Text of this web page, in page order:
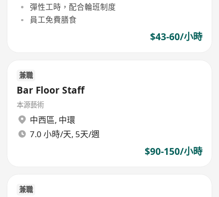
彈性工時，配合輪班制度
員工免費膳食
$43-60/小時
兼職
Bar Floor Staff
本源藝術
中西區, 中環
7.0 小時/天, 5天/週
$90-150/小時
兼職